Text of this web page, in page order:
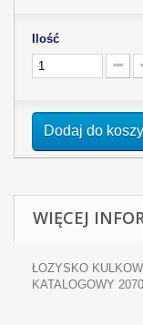
Ilość
Dodaj do
WIĘCEJ
ŁOZYSKO
KATALOGOWY